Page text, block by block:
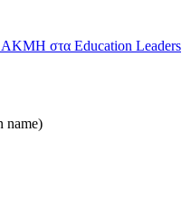
ΑΚΜΗ στα Education Leaders
name)